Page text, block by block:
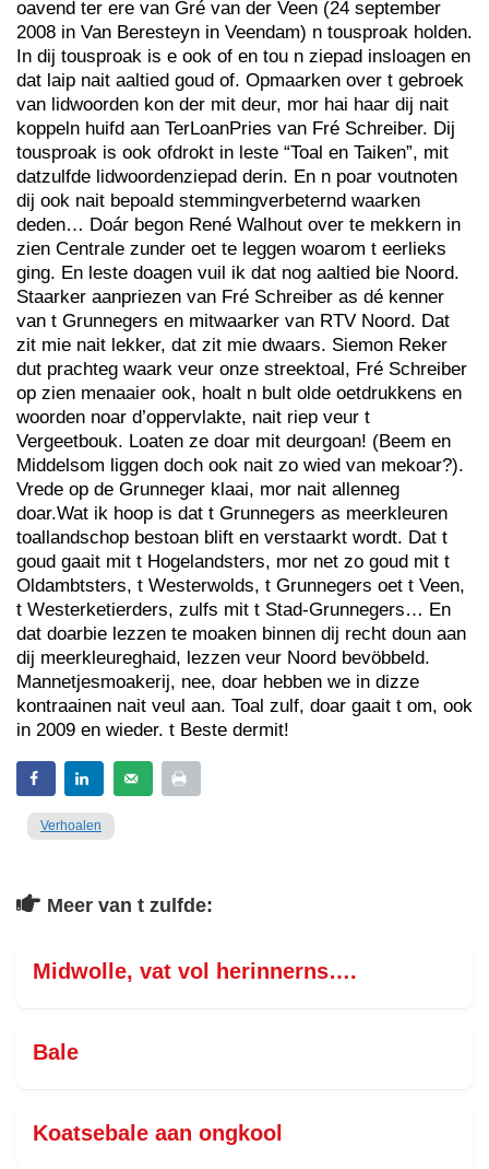
oavend ter ere van Gré van der Veen (24 september
2008 in Van Beresteyn in Veendam) n tousproak holden.
In dij tousproak is e ook of en tou n ziepad insloagen en
dat laip nait aaltied goud of. Opmaarken over t gebroek
van lidwoorden kon der mit deur, mor hai haar dij nait
koppeln huifd aan TerLoanPries van Fré Schreiber. Dij
tousproak is ook ofdrokt in leste “Toal en Taiken”, mit
datzulfde lidwoordenziepad derin. En n poar voutnoten
dij ook nait bepoald stemmingverbeternd waarken
deden… Doár begon René Walhout over te mekkern in
zien Centrale zunder oet te leggen woarom t eerlieks
ging. En leste doagen vuil ik dat nog aaltied bie Noord.
Staarker aanpriezen van Fré Schreiber as dé kenner
van t Grunnegers en mitwaarker van RTV Noord. Dat
zit mie nait lekker, dat zit mie dwaars. Siemon Reker
dut prachteg waark veur onze streektoal, Fré Schreiber
op zien menaaier ook, hoalt n bult olde oetdrukkens en
woorden noar d’oppervlakte, nait riep veur t
Vergeetbouk. Loaten ze doar mit deurgoan! (Beem en
Middelsom liggen doch ook nait zo wied van mekoar?).
Vrede op de Grunneger klaai, mor nait allenneg
doar.Wat ik hoop is dat t Grunnegers as meerkleuren
toallandschop bestoan blift en verstaarkt wordt. Dat t
goud gaait mit t Hogelandsters, mor net zo goud mit t
Oldambtsters, t Westerwolds, t Grunnegers oet t Veen,
t Westerketierders, zulfs mit t Stad-Grunnegers… En
dat doarbie lezzen te moaken binnen dij recht doun aan
dij meerkleureghaid, lezzen veur Noord bevöbbeld.
Mannetjesmoakerij, nee, doar hebben we in dizze
kontraainen nait veul aan. Toal zulf, doar gaait t om, ook
in 2009 en wieder. t Beste dermit!
Verhoalen
Meer van t zulfde:
Midwolle, vat vol herinnerns….
Bale
Koatsebale aan ongkool